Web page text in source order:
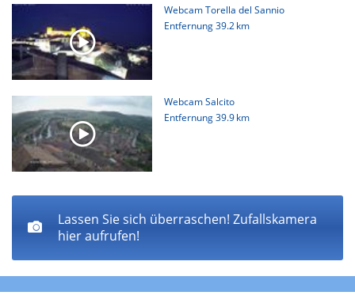
Webcam Torella del Sannio
Entfernung39.2 km
Webcam Salcito
Entfernung39.9 km
Lassen Sie sich überraschen! Zufallskamera
hier aufrufen!